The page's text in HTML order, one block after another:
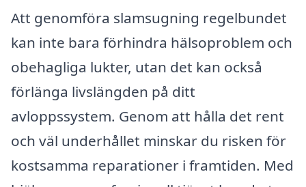
Att genomföra slamsugning regelbundet
kan inte bara förhindra hälsoproblem och
obehagliga lukter, utan det kan också
förlänga livslängden på ditt
avloppssystem. Genom att hålla det rent
och väl underhållet minskar du risken för
kostsamma reparationer i framtiden. Med